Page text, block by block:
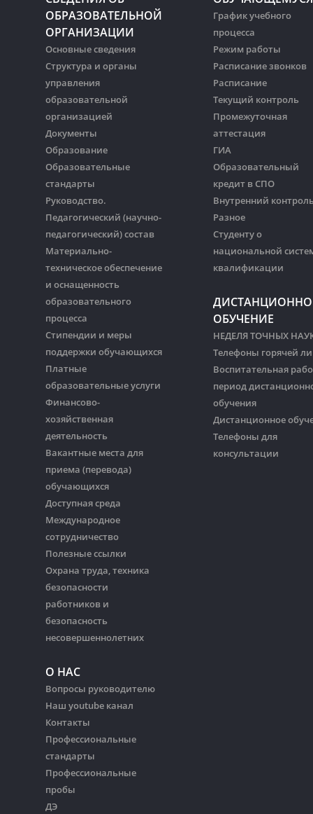
ОБРАЗОВАТЕЛЬНОЙ
ОРГАНИЗАЦИИ
Основные сведения
Структура и органы
управления
образовательной
организацией
Документы
Образование
Образовательные
стандарты
Руководство.
Педагогический (научно-
педагогический) состав
Материально-
техническое обеспечение
и оснащенность
образовательного
процесса
Стипендии и меры
поддержки обучающихся
Платные
образовательные услуги
Финансово-
хозяйственная
деятельность
Вакантные места для
приема (перевода)
обучающихся
Доступная среда
Международное
сотрудничество
Полезные ссылки
Охрана труда, техника
безопасности
работников и
безопасность
несовершеннолетних
О НАС
Вопросы руководителю
Наш youtube канал
Контакты
Профессиональные
стандарты
Профессиональные
пробы
ДЭ
График учебного
процесса
Режим работы
Расписание звонков
Расписание
Текущий контроль
Промежуточная
аттестация
ГИА
Образовательный
кредит в СПО
Внутренний
Разное
Студенту о
национальной
квалификации
ОБУЧЕНИЕ
НЕДЕЛЯ ТОЧНЫХ
Телефоны горячей
Воспитательная
период
обучения
Дистанционное
Телефоны для
консультации